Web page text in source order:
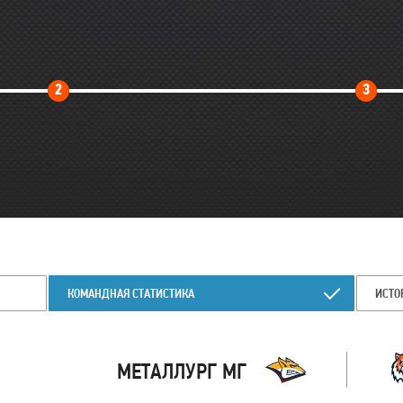
2Второй
3
КОМАНДНАЯ СТАТИСТИКА
МЕТАЛЛУРГ МГ